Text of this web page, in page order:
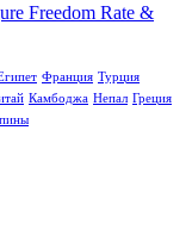
Freedom Rate &
Франция Турция
Камбоджа Непал Греция